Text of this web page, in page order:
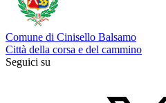
Comune di Cinisello Balsamo
Città della corsa e del cammino
Seguici su